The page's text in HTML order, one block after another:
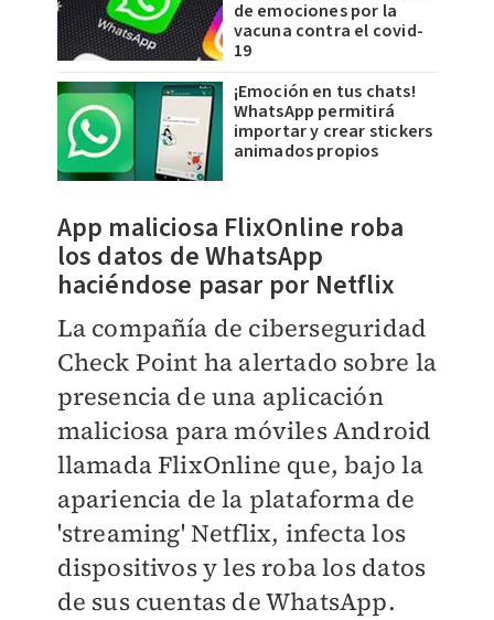
de emociones por la
vacuna contra el covid-
19
¡Emoción en tus chats!
WhatsApp permitirá
importar y crear stickers
animados propios
App maliciosa FlixOnline roba
los datos de WhatsApp
haciéndose pasar por Netflix
La compañía de ciberseguridad
Check Point ha alertado sobre la
presencia de una aplicación
maliciosa para móviles Android
llamada FlixOnline que, bajo la
apariencia de la plataforma de
'streaming' Netflix, infecta los
dispositivos y les roba los datos
de sus cuentas de WhatsApp.